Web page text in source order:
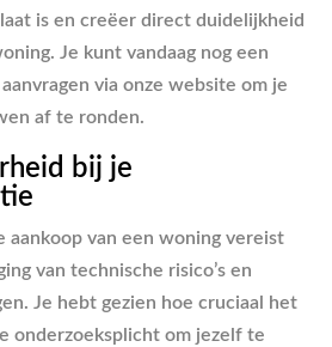
is en creëer direct duidelijkheid
Je kunt vandaag nog een
aanvragen via onze website om je
af te ronden.
bij je
aankoop van een woning vereist
van technische risico’s en
Je hebt gezien hoe cruciaal het
onderzoeksplicht om jezelf te